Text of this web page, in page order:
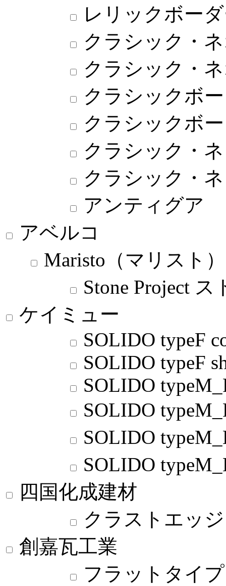
レリックボー
クラシック・
クラシック・
クラシックボ
クラシックボ
クラシック・
クラシック・
アンティグア
アベルコ
Maristo（マリスト）
Stone Project
ケイミュー
SOLIDO typeF
SOLIDO typeF
SOLIDO
SOLIDO
SOLIDO
SOLIDO
四国化成建材
クラストエッジ
創嘉瓦工業
フラットタイ